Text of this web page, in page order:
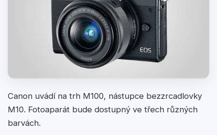
Canon uvádí na trh M100, nástupce bezzrcadlovky
M10. Fotoaparát bude dostupný ve třech různých
barvách.